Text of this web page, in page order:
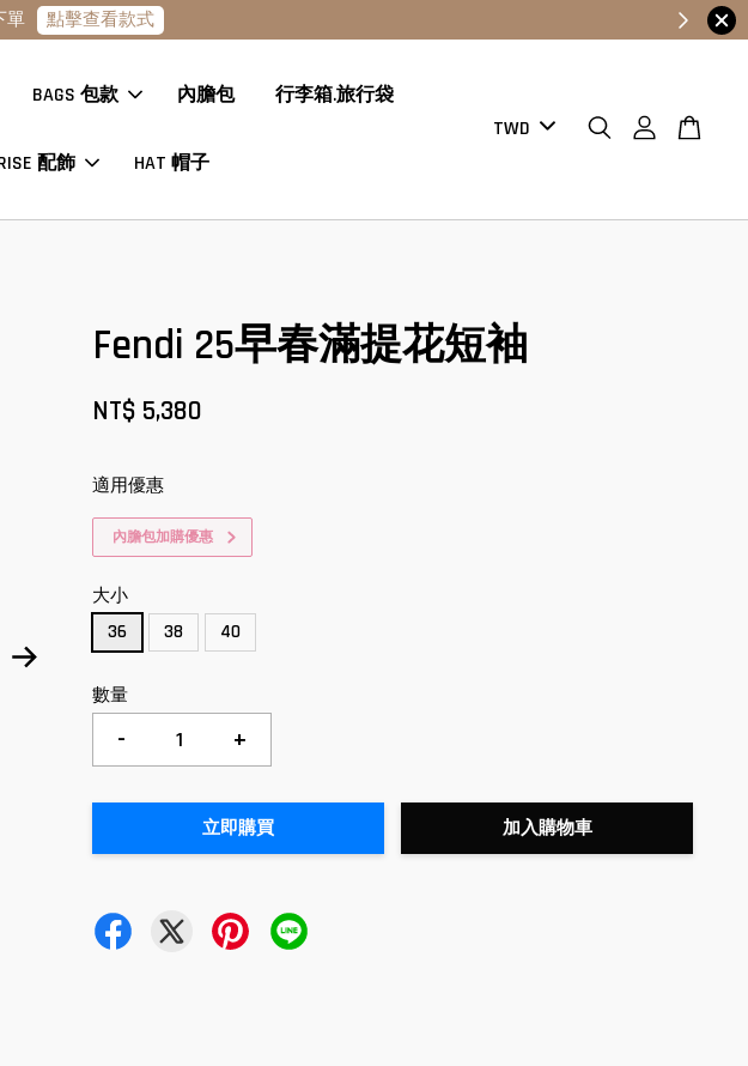
單 點擊查看款式
BAGS 包款 內膽包 行李箱.旅行袋
配飾 HAT 帽子
Fendi 25早春滿提花短袖
NT$ 5,380
適用優惠
內膽包加購優惠
大小
36
38 40
數量
- +
立即購買 加入購物車